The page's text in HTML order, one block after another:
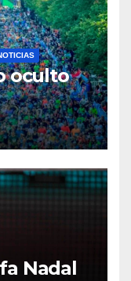
oculto
Nadal